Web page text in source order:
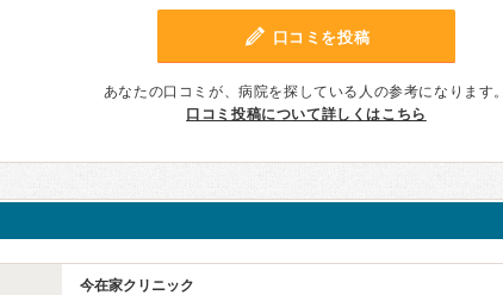
口コミを投稿
あなたの口コミが、病院を探している人の参考になります。
口コミ投稿について詳しくはこちら
今在家クリニック